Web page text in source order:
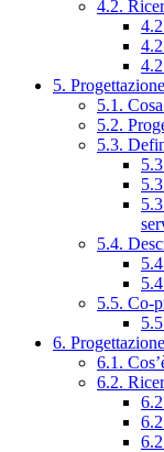
4.2.
5.
5.1.
5.2.
5.3.
5.4.
5.5. Co-
6.
6.1.
6.2.